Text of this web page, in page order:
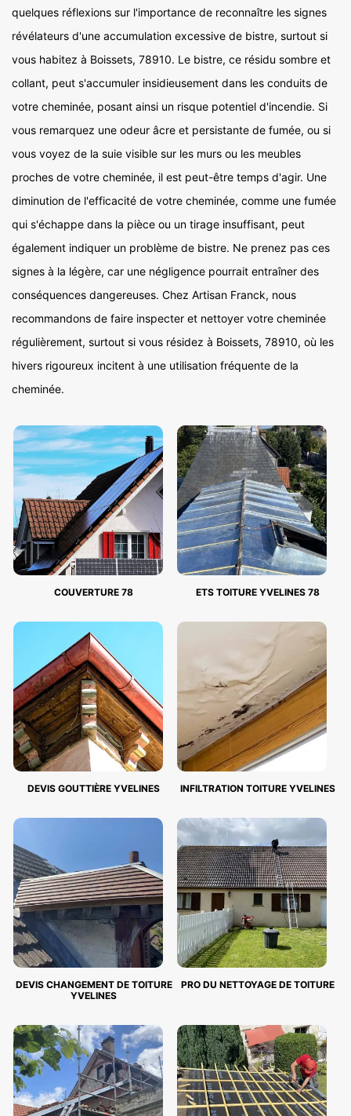
quelques réflexions sur l'importance de reconnaître les signes
révélateurs d'une accumulation excessive de bistre, surtout si
vous habitez à Boissets, 78910. Le bistre, ce résidu sombre et
collant, peut s'accumuler insidieusement dans les conduits de
votre cheminée, posant ainsi un risque potentiel d'incendie. Si
vous remarquez une odeur âcre et persistante de fumée, ou si
vous voyez de la suie visible sur les murs ou les meubles
proches de votre cheminée, il est peut-être temps d'agir. Une
diminution de l'efficacité de votre cheminée, comme une fumée
qui s'échappe dans la pièce ou un tirage insuffisant, peut
également indiquer un problème de bistre. Ne prenez pas ces
signes à la légère, car une négligence pourrait entraîner des
conséquences dangereuses. Chez Artisan Franck, nous
recommandons de faire inspecter et nettoyer votre cheminée
régulièrement, surtout si vous résidez à Boissets, 78910, où les
hivers rigoureux incitent à une utilisation fréquente de la
cheminée.
COUVERTURE 78 ETS TOITURE YVELINES 78
DEVIS GOUTTIÈRE YVELINES INFILTRATION TOITURE YVELINES
DEVIS CHANGEMENT DE TOITURE
YVELINES
PRO DU NETTOYAGE DE TOITURE